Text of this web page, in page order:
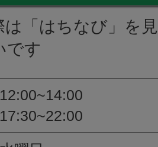
「はちなび」を
です
12:00~14:00
17:30~22:00